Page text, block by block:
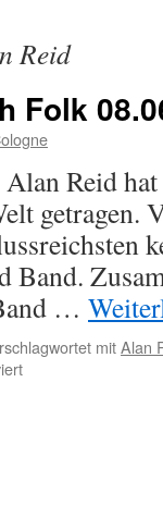
Reid
Folk
Reid
getragen.
Band.
…
mitAlan
für